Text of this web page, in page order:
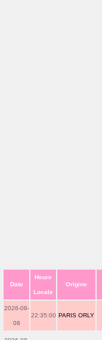
Date
Heure
Locale
Origine
2026-08-
08
22:35:00 PARIS ORLY